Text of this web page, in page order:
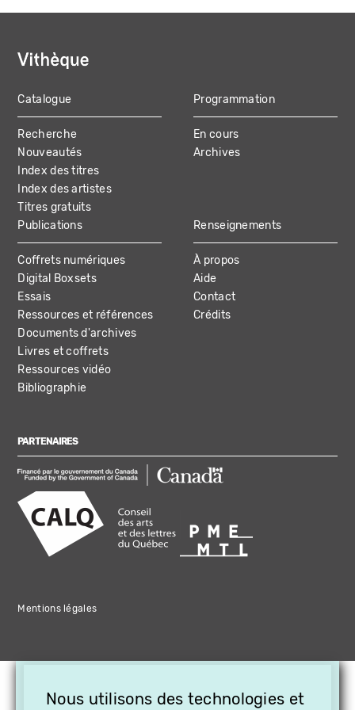
MAIN
NAVIGATION
Catalogue
Recherche
Nouveautés
Index des titres
Index des artistes
Titres gratuits
Programmation
En cours
Archives
Publications
Coffrets numériques
Digital Boxsets
Essais
Ressources et références
Documents d'archives
Livres et coffrets
Ressources vidéo
Bibliographie
Renseignements
À propos
Aide
Contact
Crédits
PARTENAIRES
Mentions légales
Nous utilisons des technologies et
OFFREZ LA VIDÉO EN